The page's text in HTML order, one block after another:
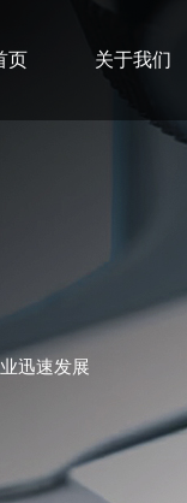
页 关于我们
迅速发展